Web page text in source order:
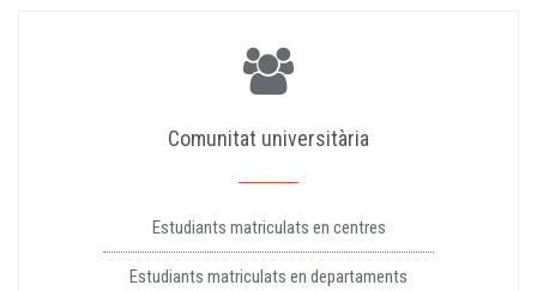
Comunitat universitària
Estudiants matriculats en centres
Estudiants matriculats en departaments